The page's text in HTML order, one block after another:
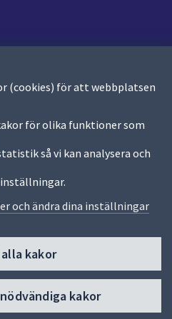
(cookies) för att webbplatsen
för olika funktioner som
så vi kan analysera och
inställningar.
och ändra dina inställningar
kakor
kakor
att följa oss